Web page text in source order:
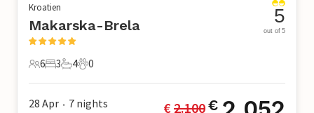
Kroatien
Makarska-Brela
6 Gäste
6
3 Schlafzimmer
3
4 Badezimmer
4
0 Haustiere
0
5
out of 5
28 Apr • 7 nights € 2.100€